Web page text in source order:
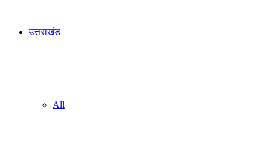
उत्तराखंड
All